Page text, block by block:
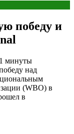
победу и
1 минуты
над
(WBO) в
в